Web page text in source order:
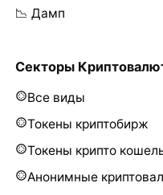
📉 Дамп
Секторы
Все виды
Токены криптобирж
Токены крипто
Анонимные